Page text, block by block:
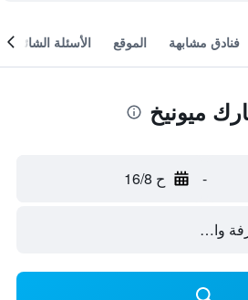
فنادق مشابهة الموقع الأسئلة الشائعة
ميونيخ
- ح 16/8